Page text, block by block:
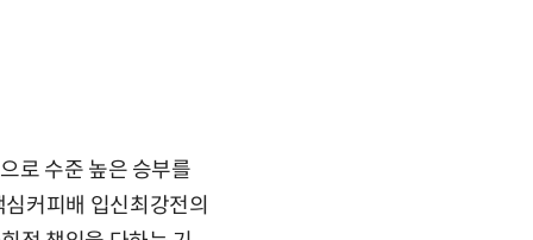
로 수준 높은 승부를
커피배 입신최강전의